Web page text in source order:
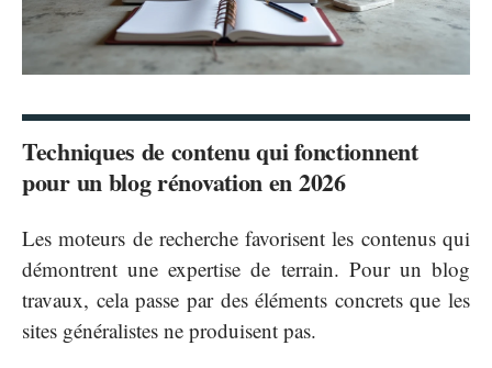
Techniques de contenu qui fonctionnent
pour un blog rénovation en 2026
Les moteurs de recherche favorisent les contenus qui
démontrent une expertise de terrain. Pour un blog
travaux, cela passe par des éléments concrets que les
sites généralistes ne produisent pas.